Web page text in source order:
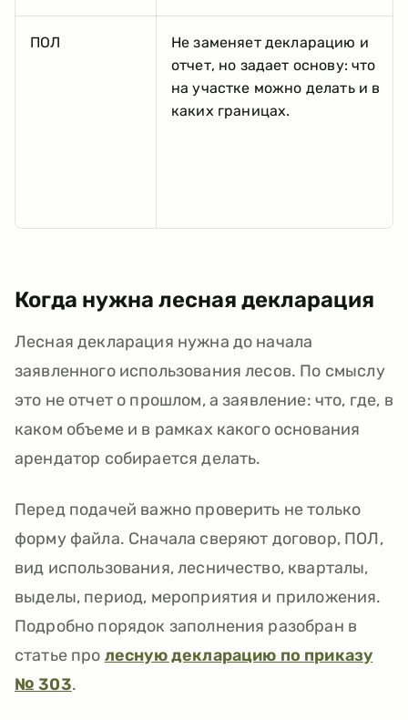
ПОЛ
Не заменяет декларацию и
отчет, но задает основу: что
на участке можно делать и в
каких границах.
Когда нужна лесная декларация
Лесная декларация нужна до начала
заявленного использования лесов. По смыслу
это не отчет о прошлом, а заявление: что, где, в
каком объеме и в рамках какого основания
арендатор собирается делать.
Перед подачей важно проверить не только
форму файла. Сначала сверяют договор, ПОЛ,
вид использования, лесничество, кварталы,
выделы, период, мероприятия и приложения.
Подробно порядок заполнения разобран в
статье про лесную декларацию по приказу
№ 303.